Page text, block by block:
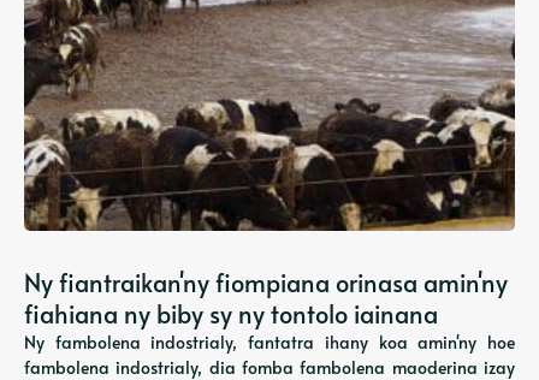
Ny fiantraikan'ny fiompiana orinasa amin'ny
fiahiana ny biby sy ny tontolo iainana
Ny fambolena indostrialy, fantatra ihany koa amin'ny hoe
fambolena indostrialy, dia fomba fambolena maoderina izay